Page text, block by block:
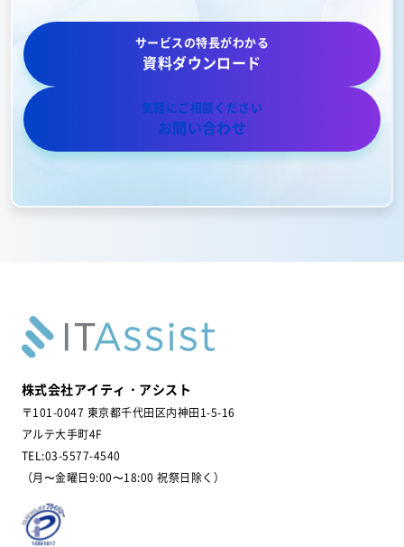
サービスの特長がわかる
資料ダウンロード
気軽にご相談ください
お問い合わせ
株式会社アイティ・アシスト
〒101-0047 東京都千代田区内神田1-5-16
アルテ大手町4F
TEL:03-5577-4540
（月〜金曜日9:00〜18:00 祝祭日除く）